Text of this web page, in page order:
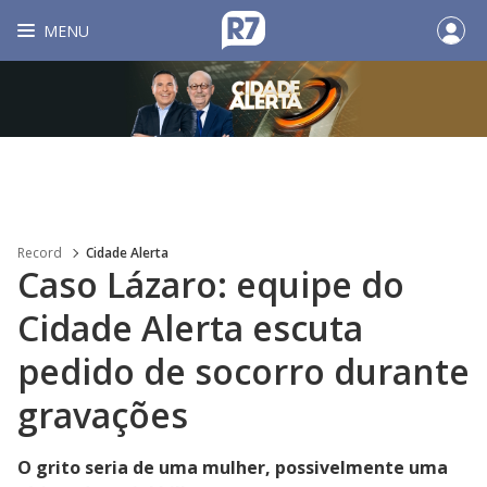
MENU
Record Cidade Alerta
Caso Lázaro: equipe do
Cidade Alerta escuta
pedido de socorro durante
gravações
O grito seria de uma mulher, possivelmente uma